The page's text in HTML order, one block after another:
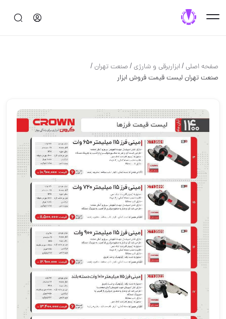
صفحه اصلی/ابزاربرقی و شارژی/صنعت تهران/
صنعت تهران لیست قیمت فروش ابزار